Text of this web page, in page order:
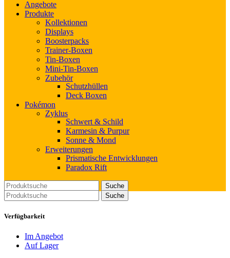
Angebote
Produkte
Kollektionen
Displays
Boosterpacks
Trainer-Boxen
Tin-Boxen
Mini-Tin-Boxen
Zubehör
Schutzhüllen
Deck Boxen
Pokémon
Zyklus
Schwert & Schild
Karmesin & Purpur
Sonne & Mond
Erweiterungen
Prismatische Entwicklungen
Paradox Rift
Suche
Suche
Verfügbarkeit
Im Angebot
Auf Lager